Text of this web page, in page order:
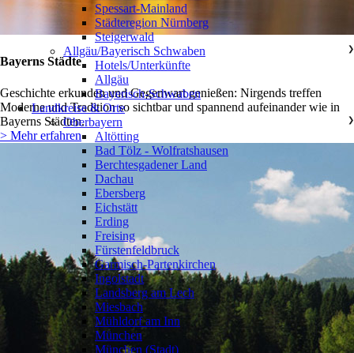
Bayerns Städte
Geschichte erkunden und Gegenwart genießen: Nirgends treffen
Moderne und Tradition so sichtbar und spannend aufeinander wie in
Bayerns Städten.
> Mehr erfahren
Spessart-Mainland
Städteregion Nürnberg
Steigerwald
Allgäu/Bayerisch Schwaben
❯
Hotels/Unterkünfte
Allgäu
Bayerisch-Schwaben
Landkreise & Orte
Oberbayern
❯
Altötting
Bad Tölz - Wolfratshausen
Berchtesgadener Land
Dachau
Ebersberg
Eichstätt
Erding
Freising
Fürstenfeldbruck
Garmisch-Partenkirchen
Ingolstadt
Landsberg am Lech
Miesbach
Mühldorf am Inn
München
München (Stadt)